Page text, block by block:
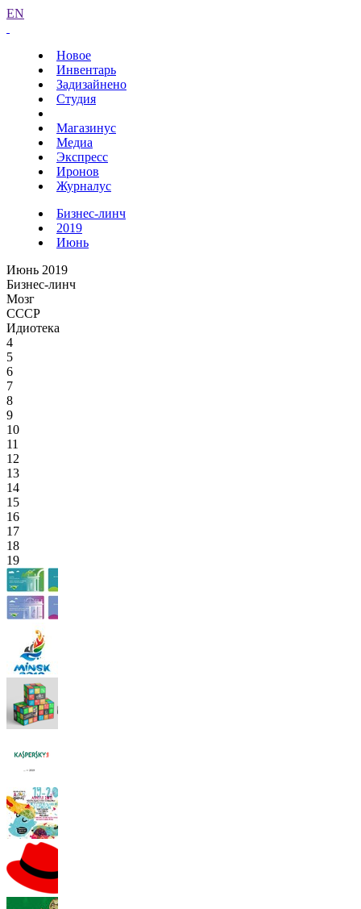
EN
Новое
Инвентарь
Задизайнено
Студия
Магазинус
Медиа
Экспресс
Иронов
Журналус
Бизнес-линч
2019
Июнь
Июнь 2019
Бизнес-линч
Мозг
СССР
Идиотека
4
5
6
7
8
9
10
11
12
13
14
15
16
17
18
19